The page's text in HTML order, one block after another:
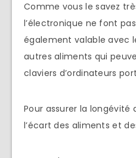
Comme vous le savez
l’électronique ne font
également valable avec
autres aliments qui
claviers d’ordinateurs
Pour assurer la longévité
l’écart des aliments et